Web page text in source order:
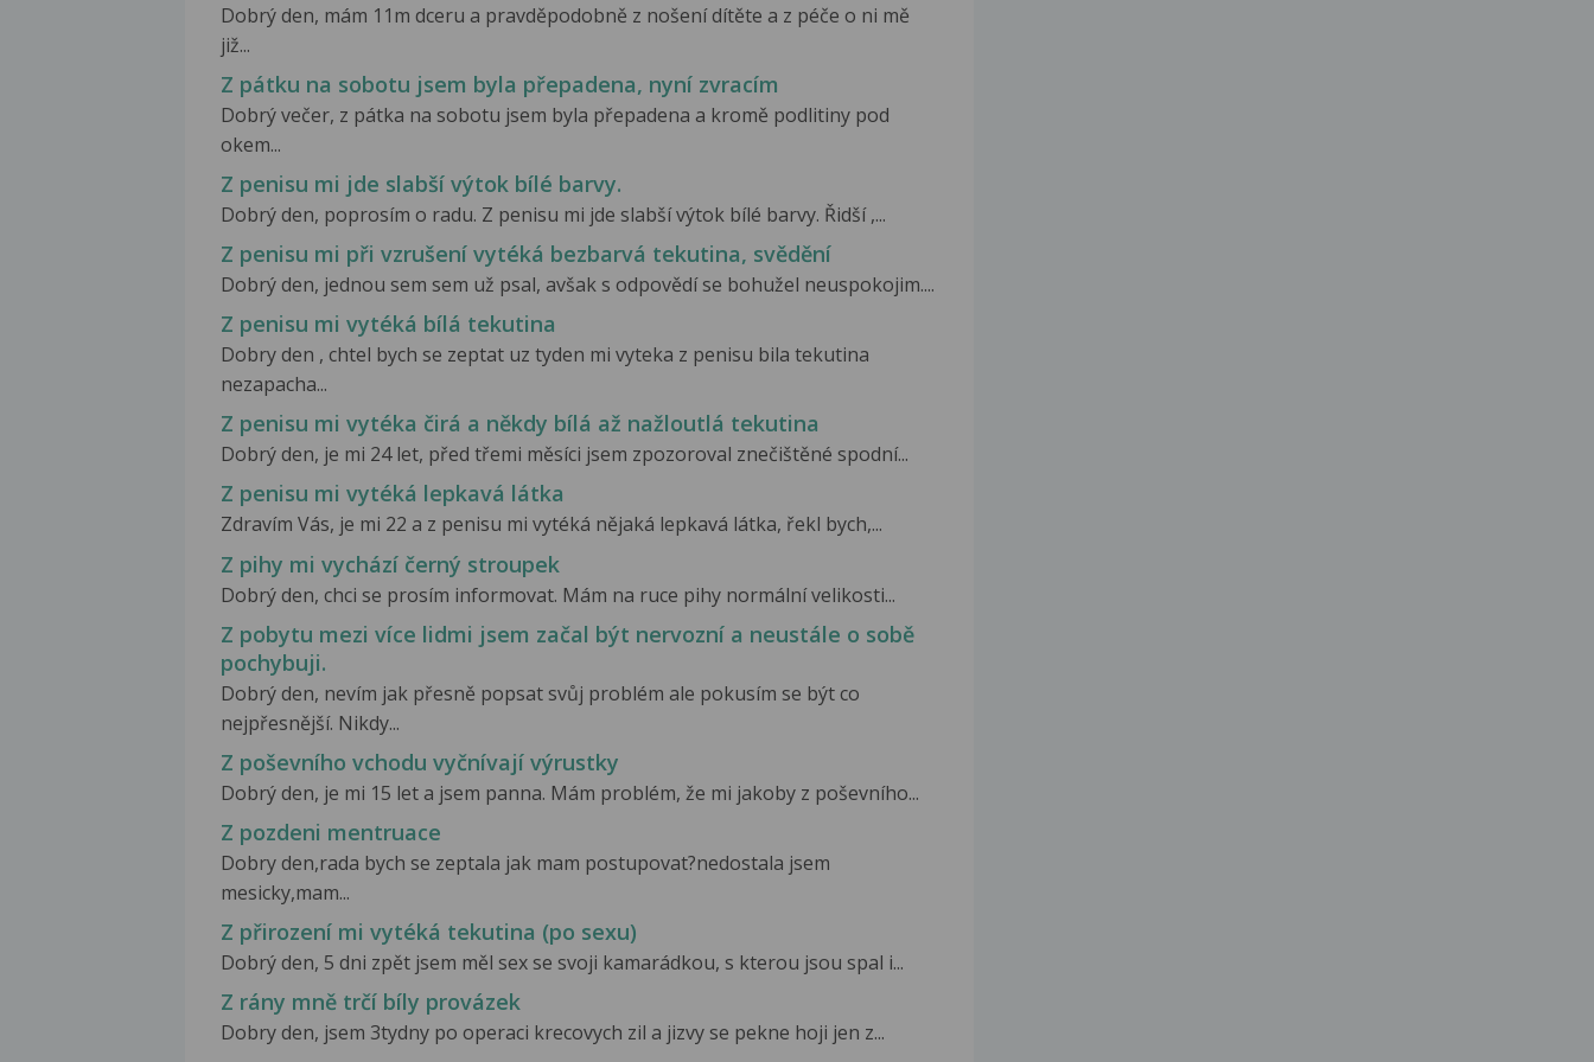
Dobrý den, mám 11m dceru a pravděpodobně z nošení dítěte a z péče o ni mě
již...
Z pátku na sobotu jsem byla přepadena, nyní zvracím
Dobrý večer, z pátka na sobotu jsem byla přepadena a kromě podlitiny pod
okem...
Z penisu mi jde slabší výtok bílé barvy.
Dobrý den, poprosím o radu. Z penisu mi jde slabší výtok bílé barvy. Řidší ,...
Z penisu mi při vzrušení vytéká bezbarvá tekutina, svědění
Dobrý den, jednou sem sem už psal, avšak s odpovědí se bohužel neuspokojim....
Z penisu mi vytéká bílá tekutina
Dobry den , chtel bych se zeptat uz tyden mi vyteka z penisu bila tekutina
nezapacha...
Z penisu mi vytéka čirá a někdy bílá až nažloutlá tekutina
Dobrý den, je mi 24 let, před třemi měsíci jsem zpozoroval znečištěné spodní...
Z penisu mi vytéká lepkavá látka
Zdravím Vás, je mi 22 a z penisu mi vytéká nějaká lepkavá látka, řekl bych,...
Z pihy mi vychází černý stroupek
Dobrý den, chci se prosím informovat. Mám na ruce pihy normální velikosti...
Z pobytu mezi více lidmi jsem začal být nervozní a neustále o sobě
pochybuji.
Dobrý den, nevím jak přesně popsat svůj problém ale pokusím se být co
nejpřesnější. Nikdy...
Z poševního vchodu vyčnívají výrustky
Dobrý den, je mi 15 let a jsem panna. Mám problém, že mi jakoby z poševního...
Z pozdeni mentruace
Dobry den,rada bych se zeptala jak mam postupovat?nedostala jsem
mesicky,mam...
Z přirození mi vytéká tekutina (po sexu)
Dobrý den, 5 dni zpět jsem měl sex se svoji kamarádkou, s kterou jsou spal i...
Z rány mně trčí bíly provázek
Dobry den, jsem 3tydny po operaci krecovych zil a jizvy se pekne hoji jen z...